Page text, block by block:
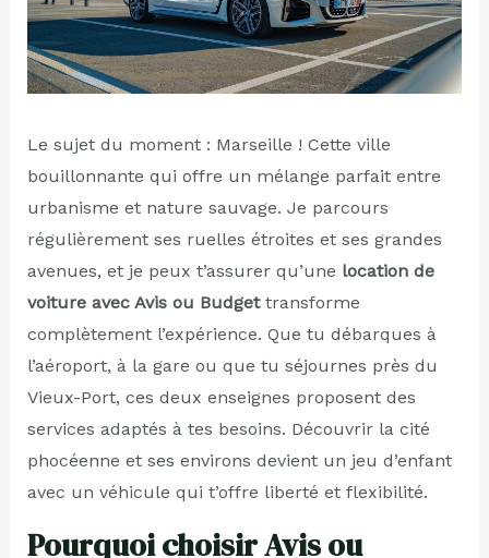
Le sujet du moment : Marseille ! Cette ville
bouillonnante qui offre un mélange parfait entre
urbanisme et nature sauvage. Je parcours
régulièrement ses ruelles étroites et ses grandes
avenues, et je peux t’assurer qu’une location de
voiture avec Avis ou Budgettransforme
complètement l’expérience. Que tu débarques à
l’aéroport, à la gare ou que tu séjournes près du
Vieux-Port, ces deux enseignes proposent des
services adaptés à tes besoins. Découvrir la cité
phocéenne et ses environs devient un jeu d’enfant
avec un véhicule qui t’offre liberté et flexibilité.
Pourquoi choisir Avis ou